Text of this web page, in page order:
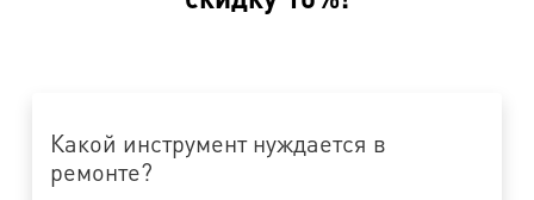
Какой инструмент нуждается в
ремонте?